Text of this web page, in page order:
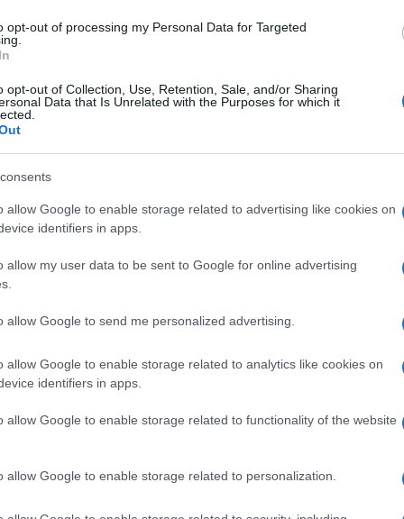
opt-out of processing my Personal Data for Targeted
opt-out of Collection, Use, Retention, Sale, and/or Sharing
Data that Is Unrelated with the Purposes for which it
allow Google to enable storage related to advertising like cookies on
identifiers in apps.
allow my user data to be sent to Google for online advertising
allow Google to send me personalized advertising.
allow Google to enable storage related to analytics like cookies on
identifiers in apps.
allow Google to enable storage related to functionality of the website
allow Google to enable storage related to personalization.
ευρώ – ΚΟΣΜΟΣ ΣΠΟΡ Α.Ε.
ευρώ – LA VIE EN ROSE by Dimitra Katsafadou,
ευρώ – NOTOS COM ΣΥΜΜΕΤΟΧΕΣ, ανώνυμη
ευρώ – SNEAKERS MARKET
υπόλοιπες 9 εταιρείες, εκκρεμεί η διαδικασία της
τα στοιχεία τους. Σε δύο περιπτώσεις τα
ανακοινωθούν τα ονόματά τους όπως ο Νόμος ορίζει,
από τα πολυκαταστήματα Attica